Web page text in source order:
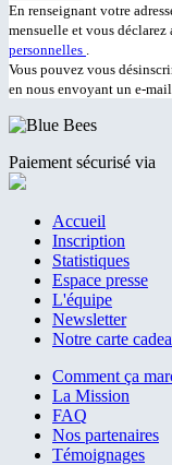
En renseignant votre
mensuelle et vous déclarez
personnelles
Vous pouvez vous
en nous envoyant un e-
Paiement sécurisé via
Accueil
Inscription
Statistiques
Espace presse
L'équipe
Newsletter
Notre carte
Comment ça
La Mission
FAQ
Nos partenaires
Témoignages